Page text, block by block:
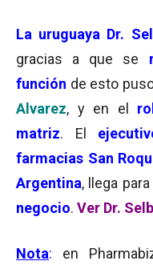
La uruguaya Dr.
gracias a que se
función de esto puso
Alvarez, y en el rol
matriz. El
farmacias San
Argentina, llega para
negocio. Ver Dr.
Nota: en